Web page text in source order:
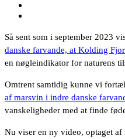
Så sent som i september 2023
danske farvande, at Kolding
en nøgleindikator for naturens
Omtrent samtidig kunne vi
af marsvin i indre danske
vanskeligheder med at finde
Nu viser en ny video, optaget